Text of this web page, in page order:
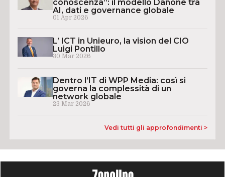
conoscenza”: il modello Danone tra
AI, dati e governance globale
01 Apr 2026
L’ ICT in Unieuro, la vision del CIO
Luigi Pontillo
30 Mar 2026
Dentro l’IT di WPP Media: così si
governa la complessità di un
network globale
23 Mar 2026
Vedi tutti gli approfondimenti >